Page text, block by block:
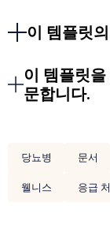
이 템플릿
이 템플릿
문합니다.
당뇨병 문서
웰니스
응급